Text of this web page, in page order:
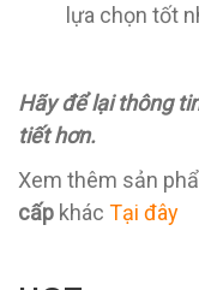
lựa chọn tốt
Hãy để lại thông
tiết hơn.
Xem thêm sản
cấp khác Tại đây